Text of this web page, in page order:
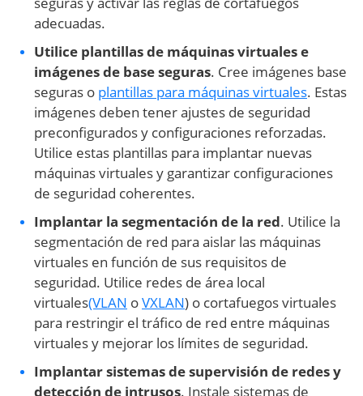
adecuadas.
Utilice plantillas de máquinas virtuales e
imágenes de base seguras. Cree imágenes base
seguras o plantillas para máquinas virtuales. Estas
imágenes deben tener ajustes de seguridad
preconfigurados y configuraciones reforzadas.
Utilice estas plantillas para implantar nuevas
máquinas virtuales y garantizar configuraciones
de seguridad coherentes.
Implantar la segmentación de la red. Utilice la
segmentación de red para aislar las máquinas
virtuales en función de sus requisitos de
seguridad. Utilice redes de área local
virtuales(VLAN oVXLAN) o cortafuegos virtuales
para restringir el tráfico de red entre máquinas
virtuales y mejorar los límites de seguridad.
Implantar sistemas de supervisión de redes y
detección de intrusos. Instale sistemas de